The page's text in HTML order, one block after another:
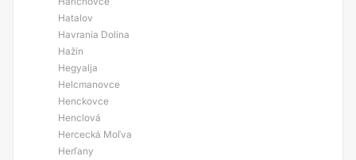
Hatalov
Havrania Dolina
Hažín
Hegyalja
Helcmanovce
Henckovce
Henclová
Hercecká Moľva
Herľany